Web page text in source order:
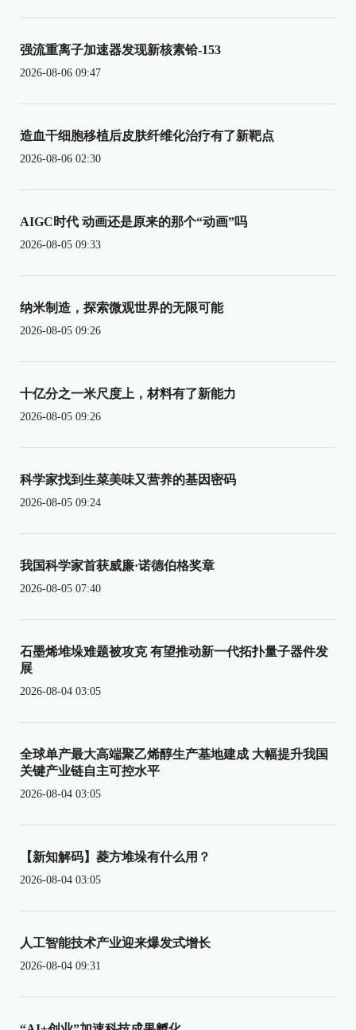
强流重离子加速器发现新核素铪-153
2026-08-06 09:47
造血干细胞移植后皮肤纤维化治疗有了新靶点
2026-08-06 02:30
AIGC时代 动画还是原来的那个“动画”吗
2026-08-05 09:33
纳米制造，探索微观世界的无限可能
2026-08-05 09:26
十亿分之一米尺度上，材料有了新能力
2026-08-05 09:26
科学家找到生菜美味又营养的基因密码
2026-08-05 09:24
我国科学家首获威廉·诺德伯格奖章
2026-08-05 07:40
石墨烯堆垛难题被攻克 有望推动新一代拓扑量子器件发
展
2026-08-04 03:05
全球单产最大高端聚乙烯醇生产基地建成 大幅提升我国
关键产业链自主可控水平
2026-08-04 03:05
【新知解码】菱方堆垛有什么用？
2026-08-04 03:05
人工智能技术产业迎来爆发式增长
2026-08-04 09:31